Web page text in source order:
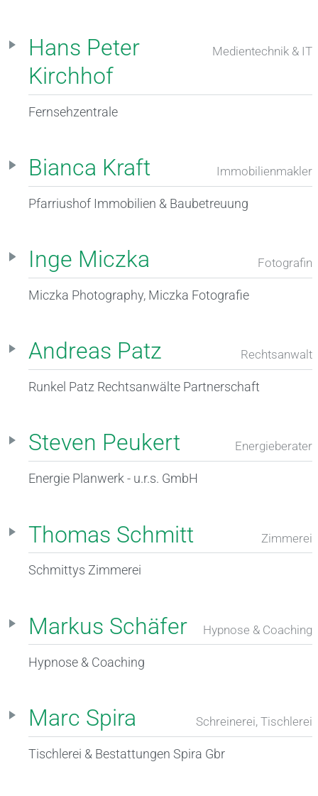
Hans Peter
Kirchhof
Medientechnik & IT
Fernsehzentrale
Bianca Kraft Immobilienmakler
Pfarriushof Immobilien & Baubetreuung
Inge Miczka Fotografin
Miczka Photography, Miczka Fotografie
Andreas Patz Rechtsanwalt
Runkel Patz Rechtsanwälte Partnerschaft
Steven Peukert Energieberater
Energie Planwerk - u.r.s. GmbH
Thomas Schmitt Zimmerei
Schmittys Zimmerei
Markus Schäfer Hypnose & Coaching
Hypnose & Coaching
Marc Spira Schreinerei, Tischlerei
Tischlerei & Bestattungen Spira Gbr